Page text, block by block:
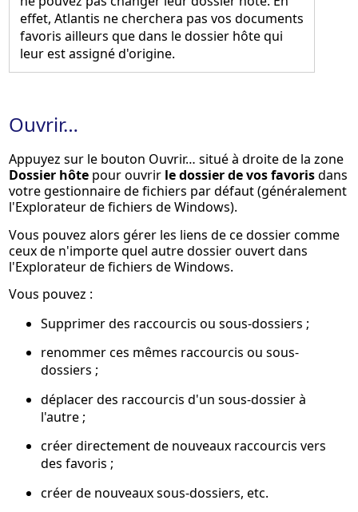
effet, Atlantis ne cherchera pas vos documents
favoris ailleurs que dans le dossier hôte qui
leur est assigné d'origine.
Ouvrir…
Appuyez sur le bouton Ouvrir… situé à droite de la zone
Dossier hôte pour ouvrir le dossier de vos favorisdans
votre gestionnaire de fichiers par défaut (généralement
l'Explorateur de fichiers de Windows).
Vous pouvez alors gérer les liens de ce dossier comme
ceux de n'importe quel autre dossier ouvert dans
l'Explorateur de fichiers de Windows.
Vous pouvez :
Supprimer des raccourcis ou sous-dossiers ;
renommer ces mêmes raccourcis ou sous-
dossiers ;
déplacer des raccourcis d'un sous-dossier à
l'autre ;
créer directement de nouveaux raccourcis vers
des favoris ;
créer de nouveaux sous-dossiers, etc.